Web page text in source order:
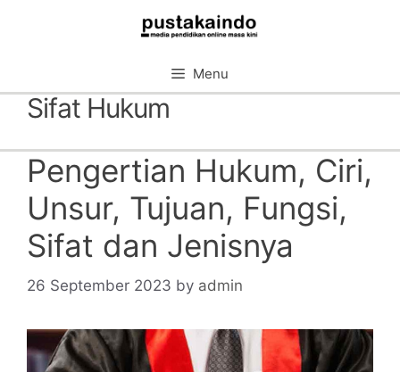
Menu
Sifat Hukum
Pengertian Hukum, Ciri,
Unsur, Tujuan, Fungsi,
Sifat dan Jenisnya
26 September 2023 by admin